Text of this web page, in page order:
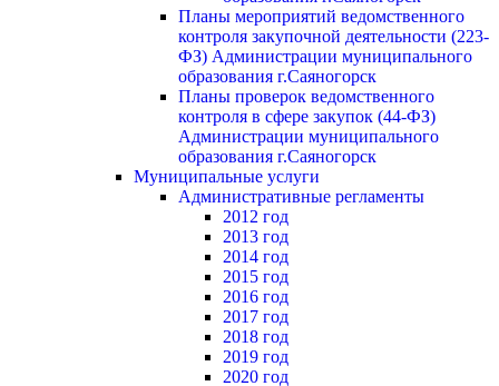
Планы мероприятий ведомственного
контроля закупочной деятельности (223-
ФЗ) Администрации муниципального
образования г.Саяногорск
Планы проверок ведомственного
контроля в сфере закупок (44-ФЗ)
Администрации муниципального
образования г.Саяногорск
Муниципальные услуги
Административные регламенты
2012 год
2013 год
2014 год
2015 год
2016 год
2017 год
2018 год
2019 год
2020 год